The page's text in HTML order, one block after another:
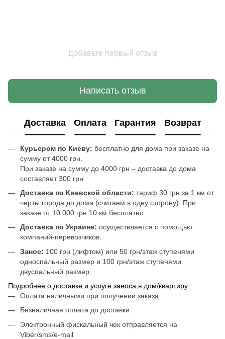
Добавьте первый отзыв
Написать отзыв
Доставка Оплата Гарантия Возврат
Курьером по Киеву: бесплатно для дома при заказе на
сумму от 4000 грн.
При заказе на сумму до 4000 грн – доставка до дома
составляет 300 грн
Доставка по Киевской области: тариф 30 грн за 1 км от
черты города до дома (считаем в одну сторону). При
заказе от 10 000 грн 10 км бесплатно.
Доставка по Украине: осуществляется с помощью
компаний-перевозчиков.
Занос: 100 грн (лифтом) или 50 грн/этаж ступенями
односпальный размер и 100 грн/этаж ступенями
двуспальный размер.
Подробнее о доставке и услуге заноса в дом/квартиру
Оплата наличными при получении заказа
Безналичная оплата до доставки
Электронный фискальный чек отправляется на
Viber/sms/e-mail